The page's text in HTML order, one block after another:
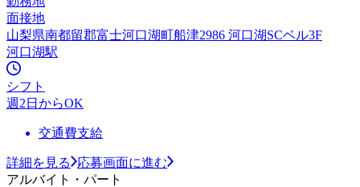
面接地
山梨県南都留郡富士河口湖町船津2986 河口湖SCベル3F
河口湖駅
シフト
週2日からOK
交通費支給
詳細を見る
応募画面に進む
アルバイト・パート